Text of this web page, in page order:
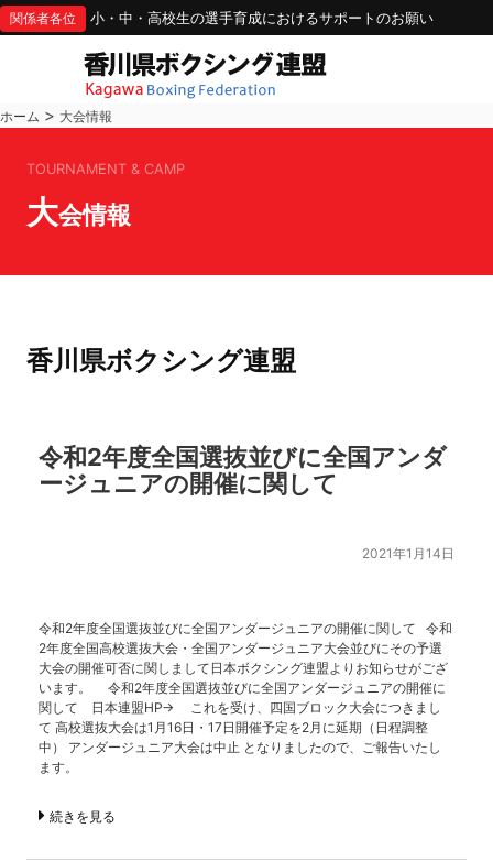
関係者各位 小・中・高校生の選手育成におけるサポートのお願い
ホーム > 大会情報
TOURNAMENT & CAMP
大会情報
香川県ボクシング連盟
令和2年度全国選抜並びに全国アンダ
ージュニアの開催に関して
2021年1月14日
令和2年度全国選抜並びに全国アンダージュニアの開催に関して 令和
2年度全国高校選抜大会・全国アンダージュニア大会並びにその予選
大会の開催可否に関しまして日本ボクシング連盟よりお知らせがござ
います。 令和2年度全国選抜並びに全国アンダージュニアの開催に
関して 日本連盟HP→ これを受け、四国ブロック大会につきまし
て 高校選抜大会は1月16日・17日開催予定を2月に延期（日程調整
中） アンダージュニア大会は中止 となりましたので、ご報告いたし
ます。
続きを見る